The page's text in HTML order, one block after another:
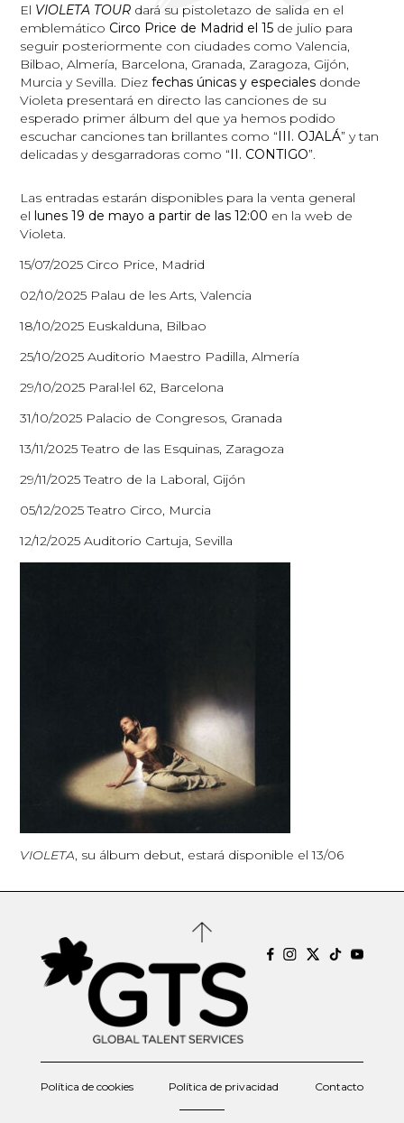
El VIOLETA TOUR dará su pistoletazo de salida en el
emblemático Circo Price de Madrid el 15 de julio para
seguir posteriormente con ciudades como Valencia,
Bilbao, Almería, Barcelona, Granada, Zaragoza, Gijón,
Murcia y Sevilla. Diezfechas únicas y especiales donde
Violeta presentará en directo las canciones de su
esperado primer álbum del que ya hemos podido
escuchar canciones tan brillantes como “III. OJALÁ” y tan
delicadas y desgarradoras como “II. CONTIGO”.
Las entradas estarán disponibles para la venta general
ellunes 19 de mayo a partir de las 12:00 en la web de
Violeta.
15/07/2025 Circo Price, Madrid
02/10/2025 Palau de les Arts, Valencia
18/10/2025 Euskalduna, Bilbao
25/10/2025 Auditorio Maestro Padilla, Almería
29/10/2025 Paral·lel 62, Barcelona
31/10/2025 Palacio de Congresos, Granada
13/11/2025 Teatro de las Esquinas, Zaragoza
29/11/2025 Teatro de la Laboral, Gijón
05/12/2025 Teatro Circo, Murcia
12/12/2025 Auditorio Cartuja, Sevilla
VIOLETA , su álbum debut, estará disponible el 13/06
Política de cookies Política de privacidad Contacto